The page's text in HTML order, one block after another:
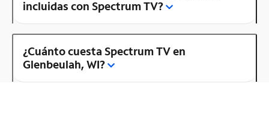
incluidas con Spectrum TV?
¿Cuánto cuesta Spectrum TV en
Glenbeulah, WI?